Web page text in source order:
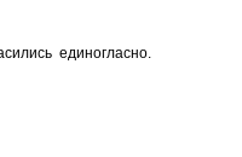
единогласно.